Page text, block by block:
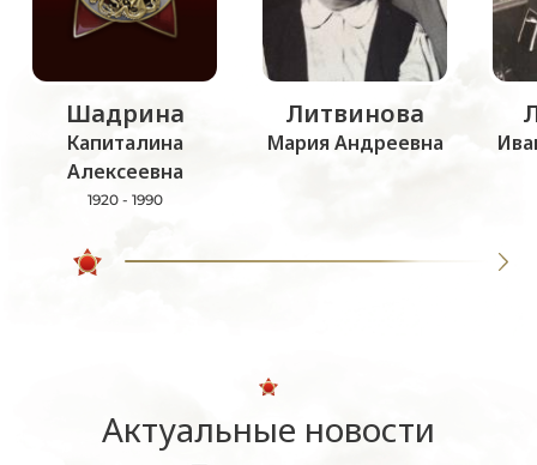
Шадрина
Капиталина
Алексеевна
1920 - 1990
Литвинова
Мария Андреевна
Актуальные новости